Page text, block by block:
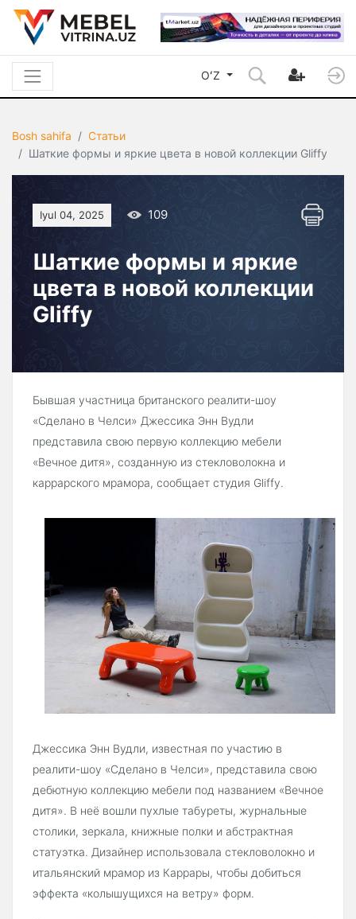
OʻZ
Bosh sahifa
Статьи
Шаткие формы и яркие цвета в новой коллекции Gliffy
Iyul 04, 2025 109
Шаткие формы и яркие
цвета в новой коллекции
Gliffy
Бывшая участница британского реалити-шоу
«Сделано в Челси» Джессика Энн Вудли
представила свою первую коллекцию мебели
«Вечное дитя», созданную из стекловолокна и
каррарского мрамора, сообщает студия Gliffy.
Джессика Энн Вудли, известная по участию в
реалити-шоу «Сделано в Челси», представила свою
дебютную коллекцию мебели под названием «Вечное
дитя». В неё вошли пухлые табуреты, журнальные
столики, зеркала, книжные полки и абстрактная
статуэтка. Дизайнер использовала стекловолокно и
итальянский мрамор из Каррары, чтобы добиться
эффекта «колышущихся на ветру» форм.